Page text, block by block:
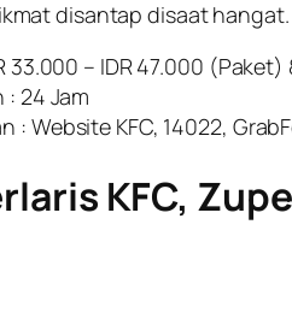
disantap disaat hangat.
33.000 – IDR 47.000 (Paket)
: 24 Jam
: Website KFC, 14022,
KFC,